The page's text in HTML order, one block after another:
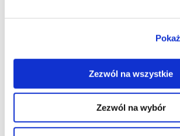
Zezwól na wszystkie
Zezwól na wybór
6
1